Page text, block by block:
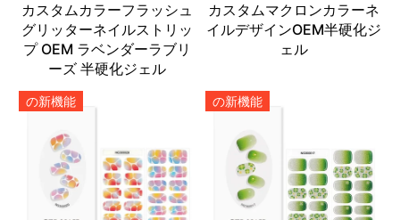
カスタムカラーフラッシュ
グリッターネイルストリッ
プ OEM ラベンダーラブリ
ーズ 半硬化ジェル
カスタムマクロンカラーネ
イルデザインOEM半硬化ジ
ェル
の新機能 の新機能